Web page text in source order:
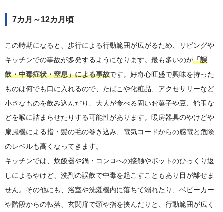
7カ月～12カ月頃
この時期になると、歩行による行動範囲が広がるため、リビングや
キッチンでの事故が多発するようになります。最も多いのが「誤
飲・中毒症状・窒息」による事故です。好奇心旺盛で興味を持った
ものは何でも口に入れるので、たばこや化粧品、アクセサリーなど
小さなものを飲み込んだり、大人が食べる固いお菓子や豆、飴玉な
どを喉に詰まらせたりする可能性があります。暖房器具のやけどや
扇風機による指・髪の毛の巻き込み、電気コードからの感電と危険
のレベルも高くなってきます。
キッチンでは、炊飯器や鍋・コンロへの接触やポットのひっくり返
しによるやけど、洗剤の誤飲で中毒を起こすこともあり目が離せま
せん。その他にも、浴室や洗濯機内に落ちて溺れたり、ベビーカー
や階段からの転落、玄関扉で頭や指を挟んだりと、行動範囲が広く